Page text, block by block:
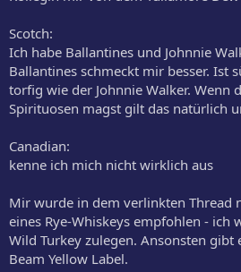
Scotch:
Ich habe Ballantines und Johnnie
Ballantines schmeckt mir besser. Ist
torfig wie der Johnnie Walker. Wenn
Spirituosen magst gilt das natürlich
Canadian:
kenne ich mich nicht wirklich aus
Mir wurde in dem verlinkten Thread
eines Rye-Whiskeys empfohlen - ich
Wild Turkey zulegen. Ansonsten gibt
Beam Yellow Label.